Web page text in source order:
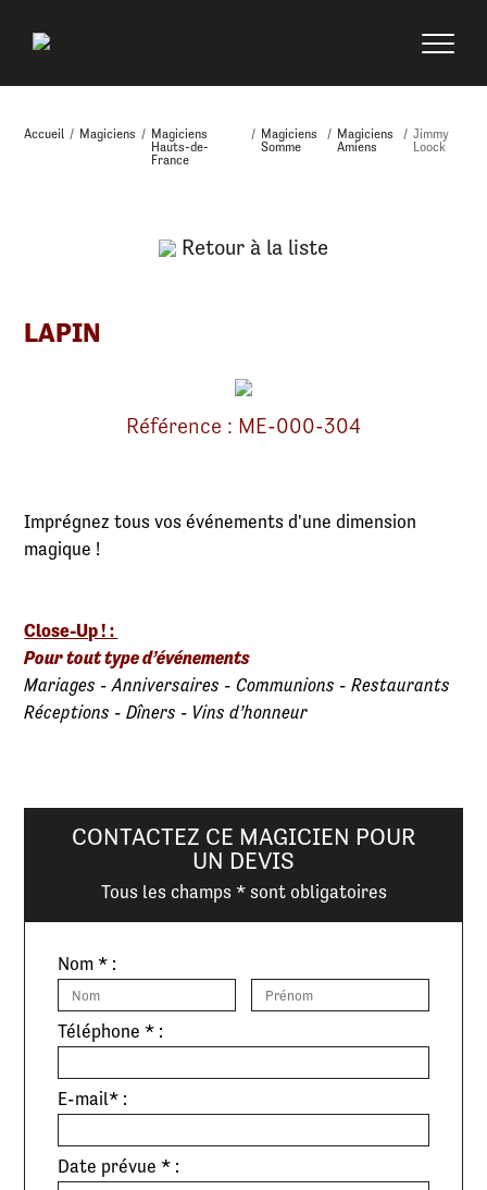
Accueil / Magiciens / Magiciens
Hauts-de-
France
/ Magiciens
Somme
/ Magiciens
Amiens
/ Jimmy
Loock
Retour à la liste
LAPIN
Référence : ME-000-304
Imprégnez tous vos événements d'une dimension
magique !
Close-Up ! :
Pour tout type d’événements
Mariages - Anniversaires - Communions - Restaurants
Réceptions - Dîners - Vins d’honneur
CONTACTEZ CE MAGICIEN POUR
UN DEVIS
Tous les champs * sont obligatoires
Nom * :
Téléphone * :
E-mail* :
Date prévue * :